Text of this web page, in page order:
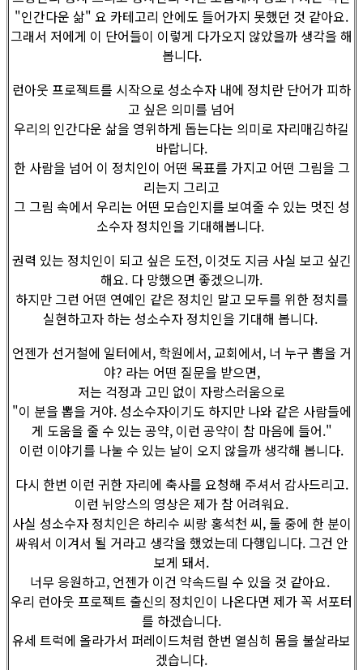
"인간다운 삶" 요 카테고리 안에도 들어가지 못했던 것 같아요.
그래서 저에게 이 단어들이 이렇게 다가오지 않았을까 생각을 해
봅니다.
런아웃 프로젝트를 시작으로 성소수자 내에 정치란 단어가 피하
고 싶은 의미를 넘어
우리의 인간다운 삶을 영위하게 돕는다는 의미로 자리매김하길
바랍니다.
한 사람을 넘어 이 정치인이 어떤 목표를 가지고 어떤 그림을 그
리는지 그리고
그 그림 속에서 우리는 어떤 모습인지를 보여줄 수 있는 멋진 성
소수자 정치인을 기대해봅니다.
권력 있는 정치인이 되고 싶은 도전, 이것도 지금 사실 보고 싶긴
해요. 다 망했으면 좋겠으니까.
하지만 그런 어떤 연예인 같은 정치인 말고 모두를 위한 정치를
실현하고자 하는 성소수자 정치인을 기대해 봅니다.
언젠가 선거철에 일터에서, 학원에서, 교회에서, 너 누구 뽑을 거
야? 라는 어떤 질문을 받으면,
저는 걱정과 고민 없이 자랑스러움으로
"이 분을 뽑을 거야. 성소수자이기도 하지만 나와 같은 사람들에
게 도움을 줄 수 있는 공약, 이런 공약이 참 마음에 들어."
이런 이야기를 나눌 수 있는 날이 오지 않을까 생각해 봅니다.
다시 한번 이런 귀한 자리에 축사를 요청해 주셔서 감사드리고.
이런 뉘앙스의 영상은 제가 참 어려워요.
사실 성소수자 정치인은 하리수 씨랑 홍석천 씨, 둘 중에 한 분이
싸워서 이겨서 될 거라고 생각을 했었는데 다행입니다. 그건 안
보게 돼서.
너무 응원하고, 언젠가 이건 약속드릴 수 있을 것 같아요.
우리 런아웃 프로젝트 출신의 정치인이 나온다면 제가 꼭 서포터
를 하겠습니다.
유세 트럭에 올라가서 퍼레이드처럼 한번 열심히 몸을 불살라보
겠습니다.